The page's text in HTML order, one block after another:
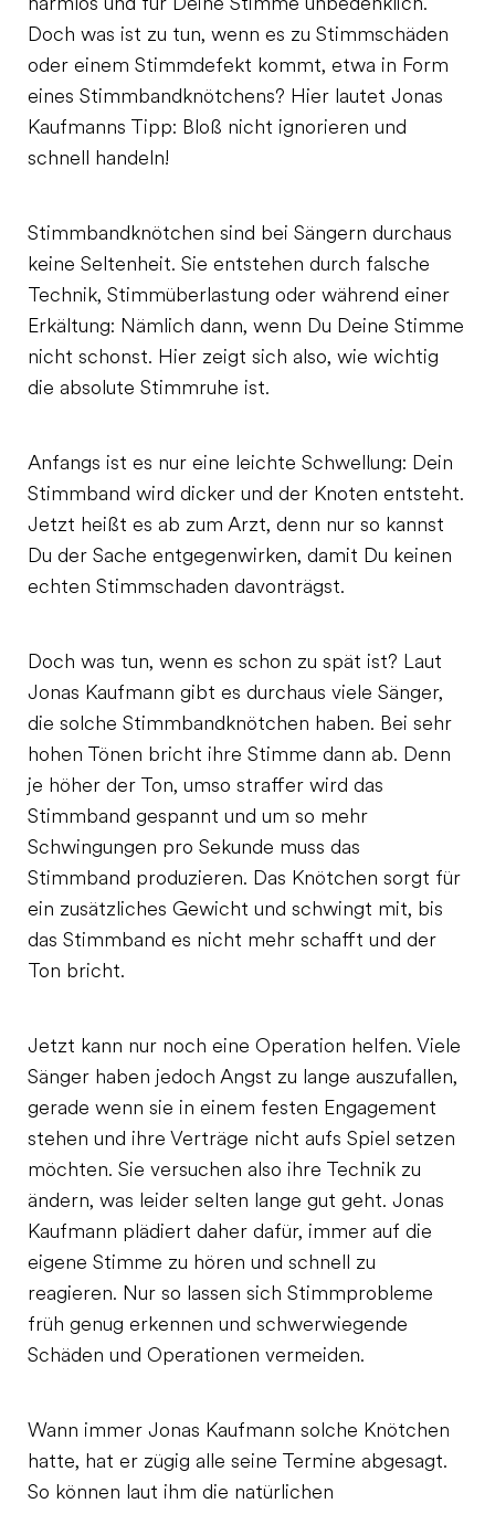
harmlos und für Deine Stimme unbedenklich.
Doch was ist zu tun, wenn es zu Stimmschäden
oder einem Stimmdefekt kommt, etwa in Form
eines Stimmbandknötchens? Hier lautet Jonas
Kaufmanns Tipp: Bloß nicht ignorieren und
schnell handeln!
Stimmbandknötchen sind bei Sängern durchaus
keine Seltenheit. Sie entstehen durch falsche
Technik, Stimmüberlastung oder während einer
Erkältung: Nämlich dann, wenn Du Deine Stimme
nicht schonst. Hier zeigt sich also, wie wichtig
die absolute Stimmruhe ist.
Anfangs ist es nur eine leichte Schwellung: Dein
Stimmband wird dicker und der Knoten entsteht.
Jetzt heißt es ab zum Arzt, denn nur so kannst
Du der Sache entgegenwirken, damit Du keinen
echten Stimmschaden davonträgst.
Doch was tun, wenn es schon zu spät ist? Laut
Jonas Kaufmann gibt es durchaus viele Sänger,
die solche Stimmbandknötchen haben. Bei sehr
hohen Tönen bricht ihre Stimme dann ab. Denn
je höher der Ton, umso straffer wird das
Stimmband gespannt und um so mehr
Schwingungen pro Sekunde muss das
Stimmband produzieren. Das Knötchen sorgt für
ein zusätzliches Gewicht und schwingt mit, bis
das Stimmband es nicht mehr schafft und der
Ton bricht.
Jetzt kann nur noch eine Operation helfen. Viele
Sänger haben jedoch Angst zu lange auszufallen,
gerade wenn sie in einem festen Engagement
stehen und ihre Verträge nicht aufs Spiel setzen
möchten. Sie versuchen also ihre Technik zu
ändern, was leider selten lange gut geht. Jonas
Kaufmann plädiert daher dafür, immer auf die
eigene Stimme zu hören und schnell zu
reagieren. Nur so lassen sich Stimmprobleme
früh genug erkennen und schwerwiegende
Schäden und Operationen vermeiden.
Wann immer Jonas Kaufmann solche Knötchen
hatte, hat er zügig alle seine Termine abgesagt.
So können laut ihm die natürlichen